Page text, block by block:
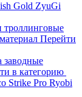
Gold ZyuGi
троллинговые
Перейти
заводные
в категорию
Strike Pro Ryobi